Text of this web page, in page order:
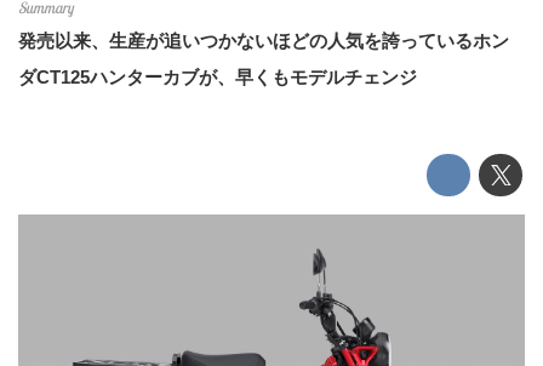
発売以来、生産が追いつかないほどの人気を誇っているホン
ダCT125ハンターカブが、早くもモデルチェンジ